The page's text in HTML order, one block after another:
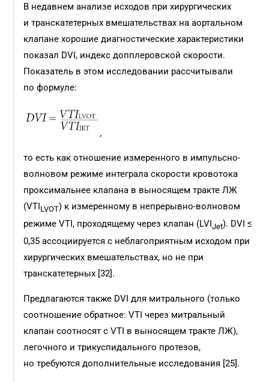
В недавнем анализе исходов при хирургических
и транскатетерных вмешательствах на аортальном
клапане хорошие диагностические характеристики
показал DVI, индекс допплеровской скорости.
Показатель в этом исследовании рассчитывали
по формуле:
,
то есть как отношение измеренного в импульсно-
волновом режиме интеграла скорости кровотока
проксимальнее клапана в выносящем тракте ЛЖ
(VTI LVOT) к измеренному в непрерывно-волновом
режиме VTI, проходящему через клапан (LVI Jet). DVI ≤
0,35 ассоциируется с неблагоприятным исходом при
хирургических вмешательствах, но не при
транскатетерных [32].
Предлагаются также DVI для митрального (только
соотношение обратное: VTI через митральный
клапан соотносят с VTI в выносящем тракте ЛЖ),
легочного и трикуспидального протезов,
но требуются дополнительные исследования [25].